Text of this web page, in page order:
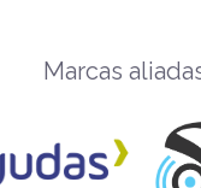
Marcas